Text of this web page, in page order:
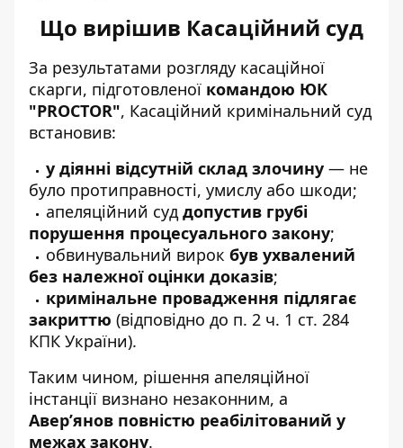
Що вирішив Касаційний суд
За результатами розгляду касаційної
скарги, підготовленої командою ЮК
"PROCTOR", Касаційний кримінальний суд
встановив:
у діянні відсутній склад злочину — не
було протиправності, умислу або шкоди;
апеляційний суд допустив грубі
порушення процесуального закону;
обвинувальний вирок був ухвалений
без належної оцінки доказів;
кримінальне провадження підлягає
закриттю (відповідно до п. 2 ч. 1 ст. 284
КПК України).
Таким чином, рішення апеляційної
інстанції визнано незаконним, а
Авер’янов повністю реабілітований у
межах закону.